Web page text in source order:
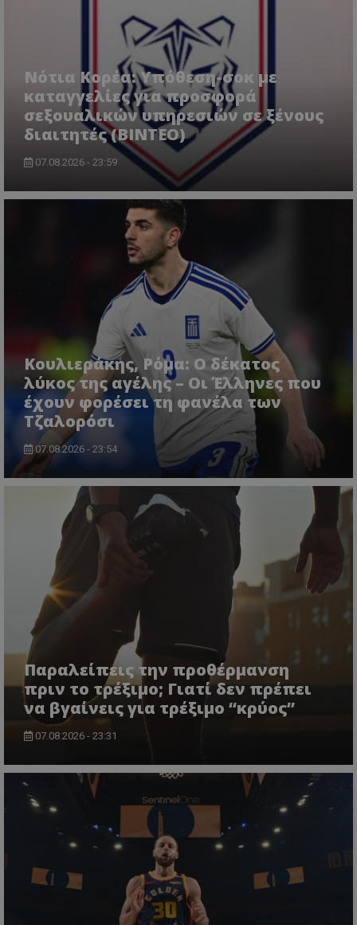
Νότια Κορέα: Υπόθεση-σοκ με
καταγγελίες για προσφορά
σεξουαλικών υπηρεσιών σε ξένους
διαιτητές (BINTEO)
07.08.2026 - 23:59
Κουλιεράκης, Ρόμα: Ο δέκατος
λύκος της αγέλης – Οι Έλληνες που
έχουν φορέσει τη φανέλα των
Τζαλορόσι
07.08.2026 - 23:54
Παραλείπεις την προθέρμανση
πριν το τρέξιμο; Γιατί δεν πρέπει
να βγαίνεις για τρέξιμο “κρύος”
07.08.2026 - 23:31